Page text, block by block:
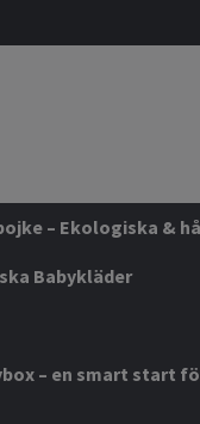
– Ekologiska &
Babykläder
– en smart start